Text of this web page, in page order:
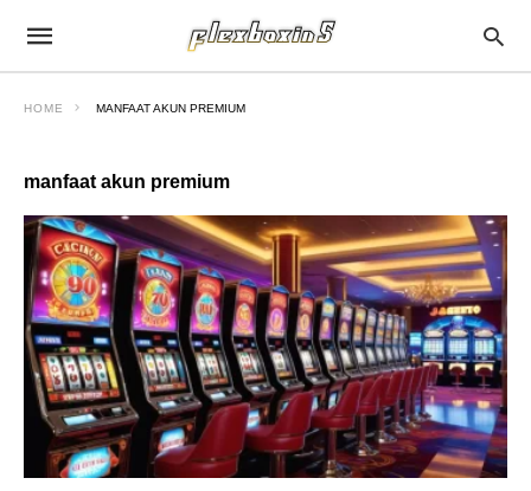
HOME MANFAAT AKUN PREMIUM
manfaat akun premium